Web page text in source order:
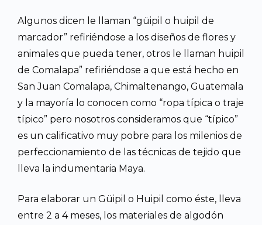
Algunos dicen le llaman “güipil o huipil de
marcador” refiriéndose a los diseños de flores y
animales que pueda tener, otros le llaman huipil
de Comalapa” refiriéndose a que está hecho en
San Juan Comalapa, Chimaltenango, Guatemala
y la mayoría lo conocen como “ropa típica o traje
típico” pero nosotros consideramos que “típico”
es un calificativo muy pobre para los milenios de
perfeccionamiento de las técnicas de tejido que
lleva la indumentaria Maya.
Para elaborar un Güipil o Huipil como éste, lleva
entre 2 a 4 meses, los materiales de algodón